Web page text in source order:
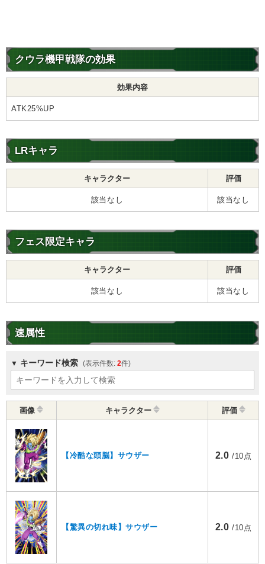
クウラ機甲戦隊の効果
効果内容
ATK25%UP
LRキャラ
キャラクター 評価
該当なし 該当なし
フェス限定キャラ
キャラクター 評価
該当なし 該当なし
速属性
キーワード検索 2
画像 キャラクター 評価
【冷酷な頭脳】サウザー 2.0 /10点
【驚異の切れ味】サウザー 2.0 /10点